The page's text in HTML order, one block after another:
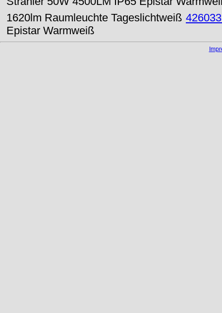
1620lm Raumleuchte Tageslichtweiß
Epistar Warmweiß